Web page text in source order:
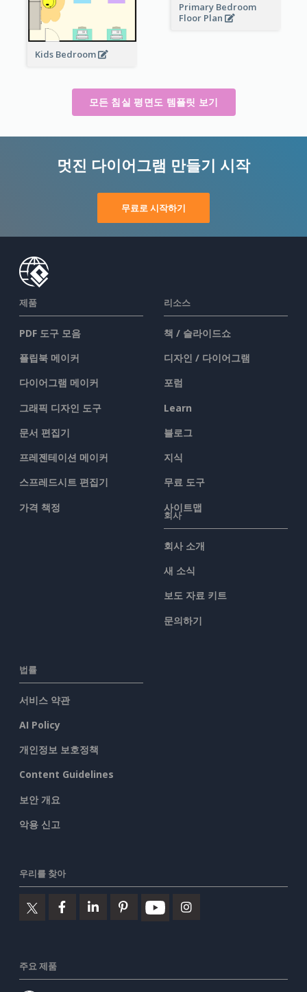
Primary Bedroom
Floor Plan
Kids Bedroom
모든 침실 평면도 템플릿 보기
멋진 다이어그램 만들기 시작
무료로 시작하기
제품
PDF 도구 모음
플립북 메이커
다이어그램 메이커
그래픽 디자인 도구
문서 편집기
프레젠테이션 메이커
스프레드시트 편집기
가격 책정
리소스
책 / 슬라이드쇼
디자인 / 다이어그램
포럼
Learn
블로그
지식
무료 도구
사이트맵
회사
회사 소개
새 소식
보도 자료 키트
문의하기
법률
서비스 약관
AI Policy
개인정보 보호정책
Content Guidelines
보안 개요
악용 신고
우리를 찾아
주요 제품